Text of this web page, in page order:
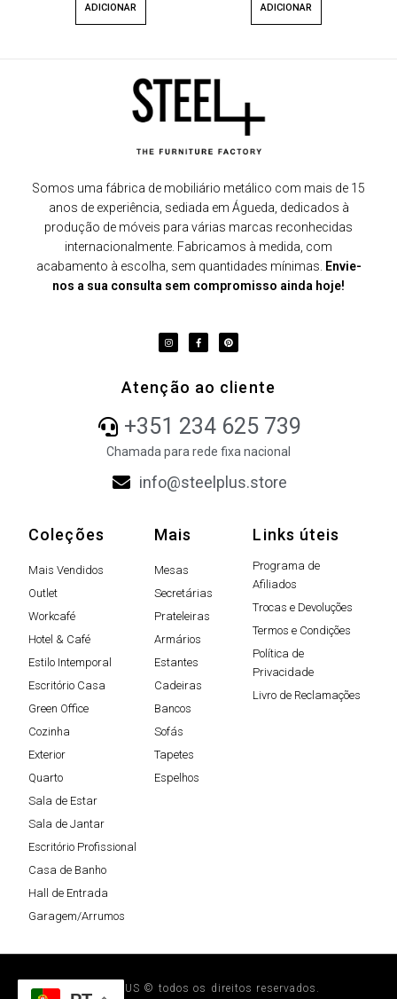
ADICIONAR ADICIONAR
Somos uma fábrica de mobiliário metálico com mais de 15
anos de experiência, sediada em Águeda, dedicados à
produção de móveis para várias marcas reconhecidas
internacionalmente. Fabricamos à medida, com
acabamento à escolha, sem quantidades mínimas. Envie-
nos a sua consulta sem compromisso ainda hoje!
Atenção ao cliente
+351 234 625 739
Chamada para rede fixa nacional
info@steelplus.store
Coleções
Mais Vendidos
Outlet
Workcafé
Hotel & Café
Estilo Intemporal
Escritório Casa
Green Office
Cozinha
Exterior
Quarto
Sala de Estar
Sala de Jantar
Escritório Profissional
Casa de Banho
Hall de Entrada
Garagem/Arrumos
Mais
Mesas
Secretárias
Prateleiras
Armários
Estantes
Cadeiras
Bancos
Sofás
Tapetes
Espelhos
Links úteis
Programa de
Afiliados
Trocas e Devoluções
Termos e Condições
Política de
Privacidade
Livro de Reclamações
STEELPLUS © todos os direitos reservados.